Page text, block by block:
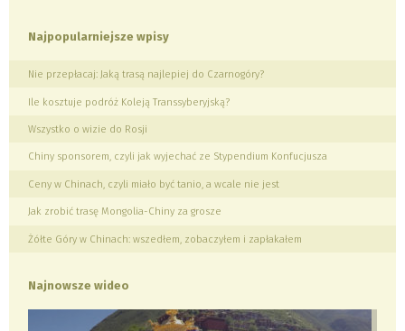
Najpopularniejsze wpisy
Nie przepłacaj: Jaką trasą najlepiej do Czarnogóry?
Ile kosztuje podróż Koleją Transsyberyjską?
Wszystko o wizie do Rosji
Chiny sponsorem, czyli jak wyjechać ze Stypendium Konfucjusza
Ceny w Chinach, czyli miało być tanio, a wcale nie jest
Jak zrobić trasę Mongolia-Chiny za grosze
Żółte Góry w Chinach: wszedłem, zobaczyłem i zapłakałem
Najnowsze wideo